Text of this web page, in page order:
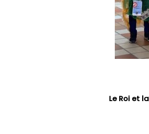
Le Roi et la Reine de